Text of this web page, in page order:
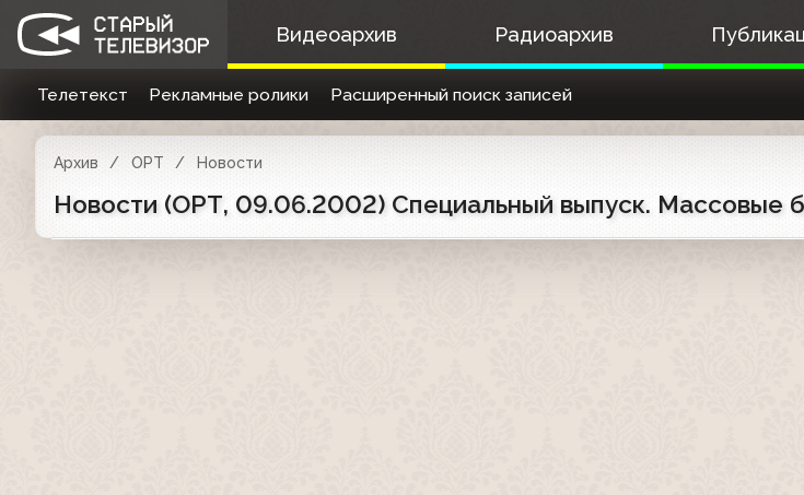
Видеоархив Радиоархив
Телетекст Рекламные ролики Расширенный поиск записей
Архив ОРТ Новости
Новости (ОРТ, 09.06.2002) Специальный выпуск. Массовые